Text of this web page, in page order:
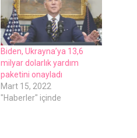
Bidеn, Ukrayna’ya 13,6
milyar dolarlık yardım
pakеtini onayladı
Mart 15, 2022
"Haberler" içinde